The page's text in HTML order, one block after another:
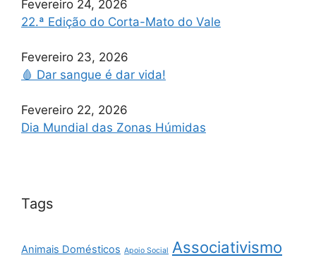
Fevereiro 24, 2026
22.ª Edição do Corta-Mato do Vale
Fevereiro 23, 2026
🩸 Dar sangue é dar vida!
Fevereiro 22, 2026
Dia Mundial das Zonas Húmidas
Tags
Animais Domésticos Apoio Social Associativismo